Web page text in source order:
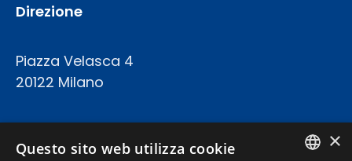
Direzione
Piazza Velasca 4
20122 Milano
CAPITALE SOCIALE: € 23.200.000 INT.VERS.
×
Questo sito web utilizza cookie